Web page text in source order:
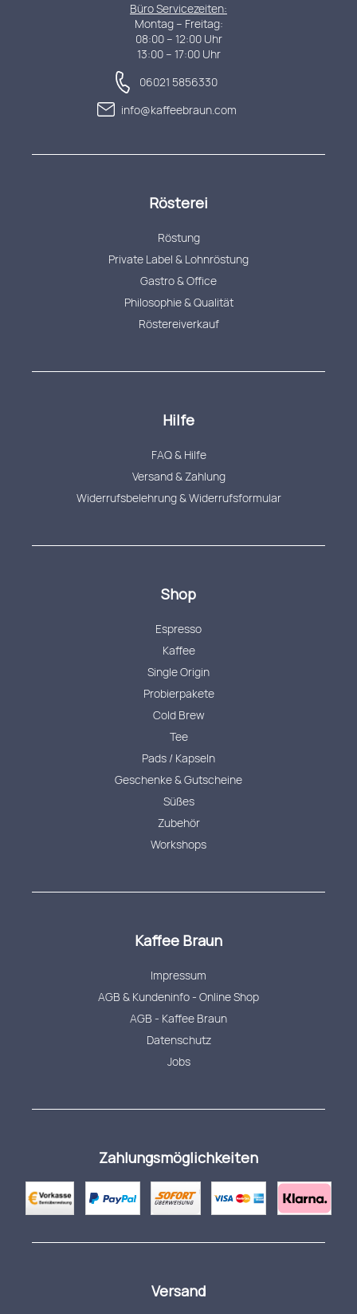
Büro Servicezeiten:
Montag – Freitag:
08:00 – 12:00 Uhr
13:00 – 17:00 Uhr
06021 5856330
info@kaffeebraun.com
Rösterei
Röstung
Private Label & Lohnröstung
Gastro & Office
Philosophie & Qualität
Röstereiverkauf
Hilfe
FAQ & Hilfe
Versand & Zahlung
Widerrufsbelehrung & Widerrufsformular
Shop
Espresso
Kaffee
Single Origin
Probierpakete
Cold Brew
Tee
Pads / Kapseln
Geschenke & Gutscheine
Süßes
Zubehör
Workshops
Kaffee Braun
Impressum
AGB & Kundeninfo - Online Shop
AGB - Kaffee Braun
Datenschutz
Jobs
Zahlungsmöglichkeiten
Versand